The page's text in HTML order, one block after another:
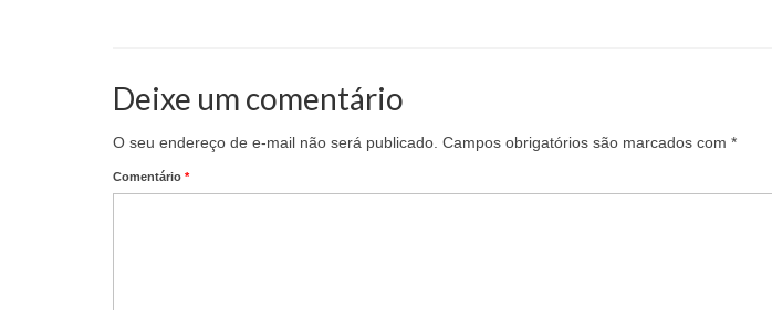
Deixe um comentário
O seu endereço de e-mail não será publicado. Campos obrigatórios são marcados com *
Comentário *